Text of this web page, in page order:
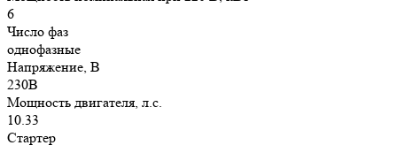
6
Число фаз
однофазные
Напряжение, В
230В
Мощность двигателя, л.с.
10.33
Стартер